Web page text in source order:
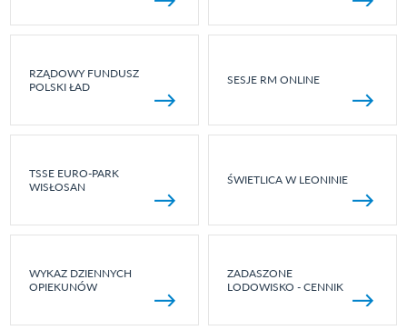
RZĄDOWY FUNDUSZ
POLSKI ŁAD
SESJE RM ONLINE
TSSE EURO-PARK
WISŁOSAN
ŚWIETLICA W LEONINIE
WYKAZ DZIENNYCH
OPIEKUNÓW
ZADASZONE
LODOWISKO - CENNIK